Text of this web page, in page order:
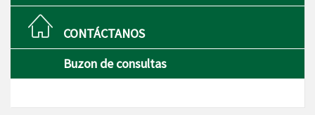
CONTÁCTANOS
Buzon de consultas